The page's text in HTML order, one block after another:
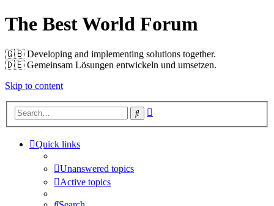
The Best World Forum
🇬🇧️ Developing and implementing solutions together.
🇩🇪️ Gemeinsam Lösungen entwickeln und umsetzen.
Skip to content
Search
Quick links
Unanswered topics
Active topics